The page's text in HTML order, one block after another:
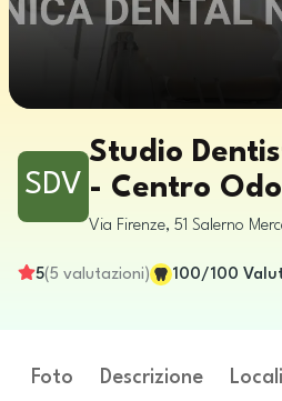
SDV
Studio
- Centro
Via Firenze, 51 Salerno
5(5 valutazioni) 100/100
Foto Descrizione